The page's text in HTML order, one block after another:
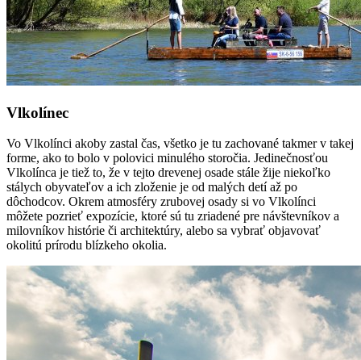
Vlkolínec
Vo Vlkolínci akoby zastal čas, všetko je tu zachované takmer v takej
forme, ako to bolo v polovici minulého storočia. Jedinečnosťou
Vlkolínca je tiež to, že v tejto drevenej osade stále žije niekoľko
stálych obyvateľov a ich zloženie je od malých detí až po
dôchodcov. Okrem atmosféry zrubovej osady si vo Vlkolínci
môžete pozrieť expozície, ktoré sú tu zriadené pre návštevníkov a
milovníkov histórie či architektúry, alebo sa vybrať objavovať
okolitú prírodu blízkeho okolia.